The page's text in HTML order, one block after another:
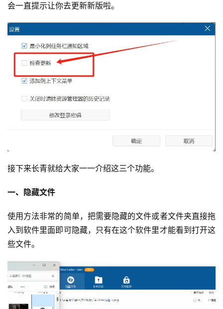
会一直提示让你去更新新版啦。
接下来长青就给大家一一介绍这三个功能。
一、隐藏文件
使用方法非常的简单，把需要隐藏的文件或者文件夹直接拖
入到软件里面即可隐藏，只有在这个软件里才能看到打开这
些文件。